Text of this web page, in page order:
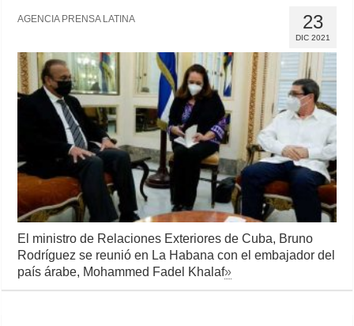
23
DIC 2021
AGENCIA PRENSA LATINA
El ministro de Relaciones Exteriores de Cuba, Bruno
Rodríguez se reunió en La Habana con el embajador del
país árabe, Mohammed Fadel Khalaf»